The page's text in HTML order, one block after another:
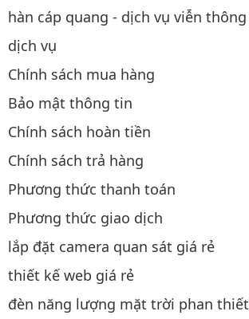
hàn cáp quang - dịch vụ viễn thông
dịch vụ
Chính sách mua hàng
Bảo mật thông tin
Chính sách hoàn tiền
Chính sách trả hàng
Phương thức thanh toán
Phương thức giao dịch
lắp đặt camera quan sát giá rẻ
thiết kế web giá rẻ
đèn năng lượng mặt trời phan thiết